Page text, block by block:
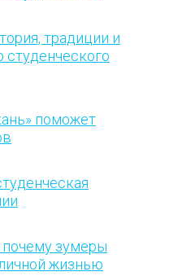
традиции и
студенческого
поможет
зумеры
жизнью